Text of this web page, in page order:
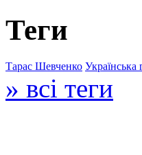
Теги
Тарас Шевченко Українська
» всі теги